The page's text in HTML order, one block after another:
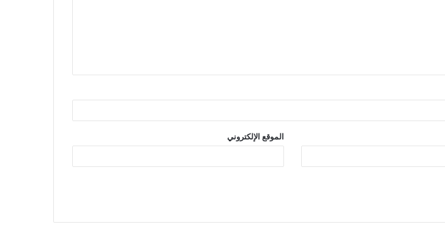
الموقع الإلكتروني